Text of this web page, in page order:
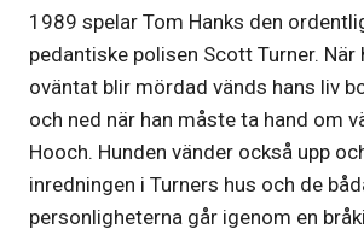
1989 spelar Tom Hanks den
pedantiske polisen Scott Turner. När
oväntat blir mördad vänds hans liv
och ned när han måste ta hand om
Hooch. Hunden vänder också upp
inredningen i Turners hus och de
personligheterna går igenom en